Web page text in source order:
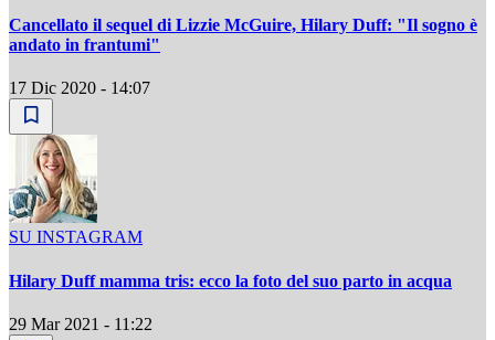
Cancellato il sequel di Lizzie McGuire, Hilary Duff: "Il sogno è
andato in frantumi"
17 Dic 2020 - 14:07
SU INSTAGRAM
Hilary Duff mamma tris: ecco la foto del suo parto in acqua
29 Mar 2021 - 11:22